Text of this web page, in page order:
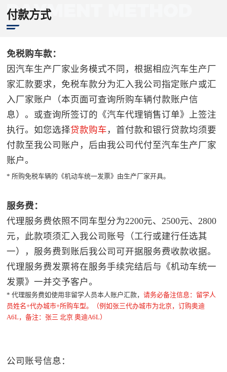
付款方式
免税购车款：
因汽车生产厂家业务模式不同，根据相应汽车生产厂
家汇款要求，免税车款分为汇入我公司指定账户或汇
入厂家账户（本页面可查询所购车辆付款账户信
息）。或查询所签订的《汽车代理销售订单》上签注
执行。如您选择贷款购车 ，首付款和银行贷款均须要
付款至我公司账户，后由我公司代付至汽车生产厂家
账户。
* 所购免税车辆的《机动车统一发票》由生产厂家开具。
服务费：
代理服务费依照不同车型分为2200元、2500元、2800
元，此款项须汇入我公司账号（工行或建行任选其
一），服务费到账后我公司可开据服务费收款收据。
代理服务费发票将在服务手续完结后与《机动车统一
发票》一并交予客户。
* 代理服务费如使用非留学人员本人账户汇款，请务必备注信息：留学人
员姓名+代办城市+所购车型。（例如张三代办城市为北京，订购奥迪
A6L，备注：张三 北京 奥迪A6L）
公司账号信息：